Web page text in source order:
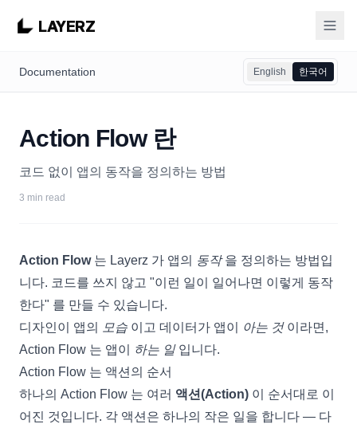
LAYERZ
Documentation English 한국어
Action Flow 란
코드 없이 앱의 동작을 정의하는 방법
3 min read
Action Flow는 Layerz 가 앱의 동작을 정의하는 방법입
니다. 코드를 쓰지 않고 "이런 일이 일어나면 이렇게 동작
한다" 를 만들 수 있습니다.
디자인이 앱의
모습 이고 데이터가 앱이 아는 것이라면,
Action Flow 는 앱이
하는 일입니다.
Action Flow 는 액션의 순서
하나의 Action Flow 는 여러 액션(Action) 이 순서대로 이
어진 것입니다. 각 액션은 하나의 작은 일을 합니다 — 다